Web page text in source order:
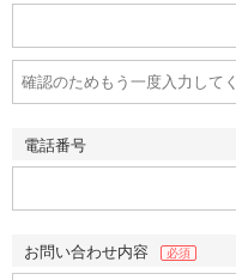
電話番号
お問い合わせ内容 必須